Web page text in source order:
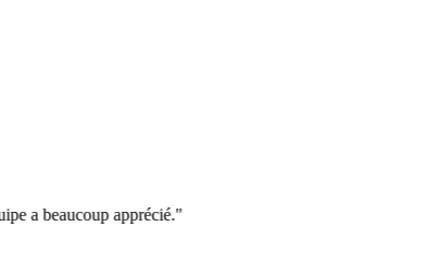
a beaucoup apprécié."